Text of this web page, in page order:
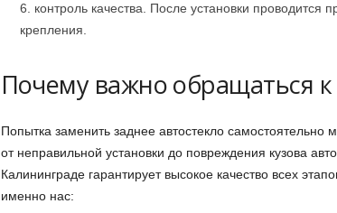
контроль качества. После установки проводится
крепления.
Почему важно обращаться
Попытка заменить заднее автостекло
от неправильной установки до повреждения кузова
Калининграде гарантирует высокое качество всех
именно нас: